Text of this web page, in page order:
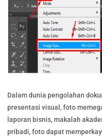
Dalam dunia pengolahan
presentasi visual, foto
laporan bisnis, makalah
pribadi, foto dapat